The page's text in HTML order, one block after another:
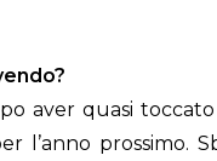
aver quasi
l’anno